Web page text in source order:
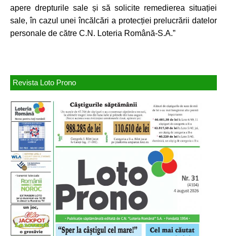
apere drepturile sale și să solicite remedierea situației
sale, în cazul unei încălcări a protecției prelucrării datelor
personale de către C.N. Loteria Română-S.A.”
Revista Loto Prono